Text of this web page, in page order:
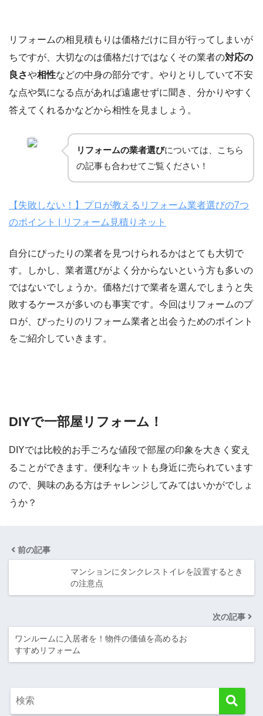
リフォームの相見積もりは価格だけに目が行ってしまいが
ちですが、大切なのは価格だけではなくその業者の対応の
良さや相性などの中身の部分です。やりとりしていて不安
な点や気になる点があれば遠慮せずに聞き、分かりやすく
答えてくれるかなどから相性を見ましょう。
リフォームの業者選びについては、こちら
の記事も合わせてご覧ください！
【失敗しない！】プロが教えるリフォーム業者選びの7つ
のポイント | リフォーム見積りネット
自分にぴったりの業者を見つけられるかはとても大切で
す。しかし、業者選びがよく分からないという方も多いの
ではないでしょうか。価格だけで業者を選んでしまうと失
敗するケースが多いのも事実です。今回はリフォームのプ
ロが、ぴったりのリフォーム業者と出会うためのポイント
をご紹介していきます。
DIYで一部屋リフォーム！
DIYでは比較的お手ごろな値段で部屋の印象を大きく変え
ることができます。便利なキットも身近に売られています
ので、興味のある方はチャレンジしてみてはいかがでしょ
うか？
前の記事
マンションにタンクレストイレを設置するとき
の注意点
次の記事
ワンルームに入居者を！物件の価値を高めるお
すすめリフォーム